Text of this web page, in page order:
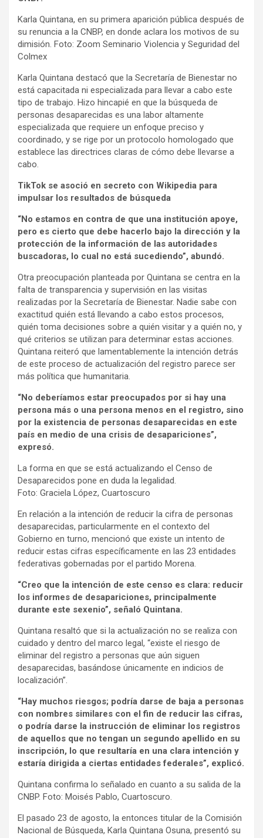
Karla Quintana, en su primera aparición pública después de
su renuncia a la CNBP, en donde aclara los motivos de su
dimisión. Foto: Zoom Seminario Violencia y Seguridad del
Colmex
Karla Quintana destacó que la Secretaría de Bienestar no
está capacitada ni especializada para llevar a cabo este
tipo de trabajo. Hizo hincapié en que la búsqueda de
personas desaparecidas es una labor altamente
especializada que requiere un enfoque preciso y
coordinado, y se rige por un protocolo homologado que
establece las directrices claras de cómo debe llevarse a
cabo.
TikTok se asoció en secreto con Wikipedia para
impulsar los resultados de búsqueda
“No estamos en contra de que una institución apoye,
pero es cierto que debe hacerlo bajo la dirección y la
protección de la información de las autoridades
buscadoras, lo cual no está sucediendo”, abundó.
Otra preocupación planteada por Quintana se centra en la
falta de transparencia y supervisión en las visitas
realizadas por la Secretaría de Bienestar. Nadie sabe con
exactitud quién está llevando a cabo estos procesos,
quién toma decisiones sobre a quién visitar y a quién no, y
qué criterios se utilizan para determinar estas acciones.
Quintana reiteró que lamentablemente la intención detrás
de este proceso de actualización del registro parece ser
más política que humanitaria.
“No deberíamos estar preocupados por si hay una
persona más o una persona menos en el registro, sino
por la existencia de personas desaparecidas en este
país en medio de una crisis de desapariciones”,
expresó.
La forma en que se está actualizando el Censo de
Desaparecidos pone en duda la legalidad.
Foto: Graciela López, Cuartoscuro
En relación a la intención de reducir la cifra de personas
desaparecidas, particularmente en el contexto del
Gobierno en turno, mencionó que existe un intento de
reducir estas cifras específicamente en las 23 entidades
federativas gobernadas por el partido Morena.
“Creo que la intención de este censo es clara: reducir
los informes de desapariciones, principalmente
durante este sexenio”, señaló Quintana.
Quintana resaltó que si la actualización no se realiza con
cuidado y dentro del marco legal, “existe el riesgo de
eliminar del registro a personas que aún siguen
desaparecidas, basándose únicamente en indicios de
localización”.
“Hay muchos riesgos; podría darse de baja a personas
con nombres similares con el fin de reducir las cifras,
o podría darse la instrucción de eliminar los registros
de aquellos que no tengan un segundo apellido en su
inscripción, lo que resultaría en una clara intención y
estaría dirigida a ciertas entidades federales”, explicó.
Quintana confirma lo señalado en cuanto a su salida de la
CNBP. Foto: Moisés Pablo, Cuartoscuro.
El pasado 23 de agosto, la entonces titular de la Comisión
Nacional de Búsqueda, Karla Quintana Osuna, presentó su